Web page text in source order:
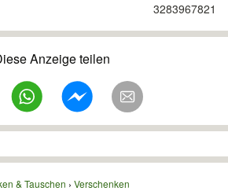
3283967821
Anzeige teilen
& Tauschen Verschenken